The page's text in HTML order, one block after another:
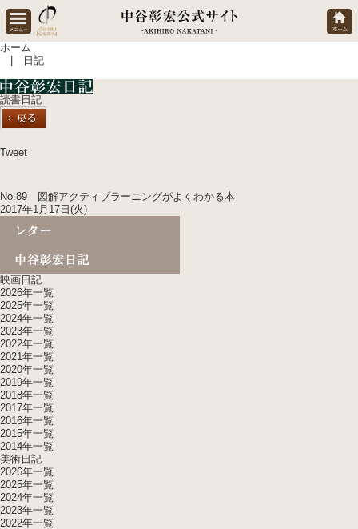
ホーム
| 日記
読書日記
Tweet
No.89 図解アクティブラーニングがよくわかる本
2017年1月17日(火)
映画日記
2026年一覧
2025年一覧
2024年一覧
2023年一覧
2022年一覧
2021年一覧
2020年一覧
2019年一覧
2018年一覧
2017年一覧
2016年一覧
2015年一覧
2014年一覧
美術日記
2026年一覧
2025年一覧
2024年一覧
2023年一覧
2022年一覧